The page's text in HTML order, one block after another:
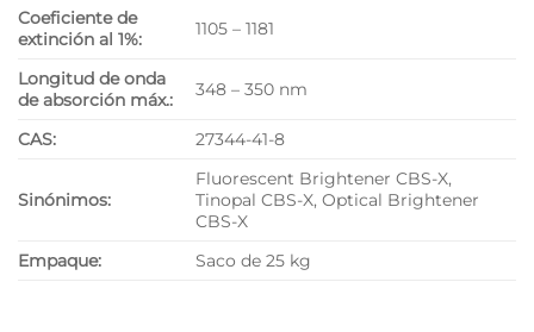
Coeficiente de
extinción al 1%:
1105 – 1181
Longitud de onda
de absorción máx.:
348 – 350 nm
CAS: 27344-41-8
Sinónimos:
Fluorescent Brightener CBS-X,
Tinopal CBS-X, Optical Brightener
CBS-X
Empaque:
Saco de 25 kg